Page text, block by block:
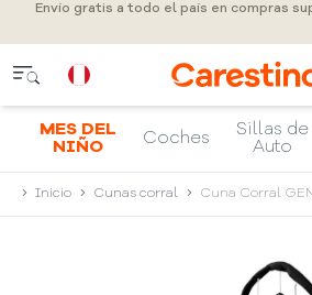
Envío gratis a todo el país en compras
MES DEL
NIÑO
Coches
Sillas de
Auto
Inicio Cunas corral Cuna Corral